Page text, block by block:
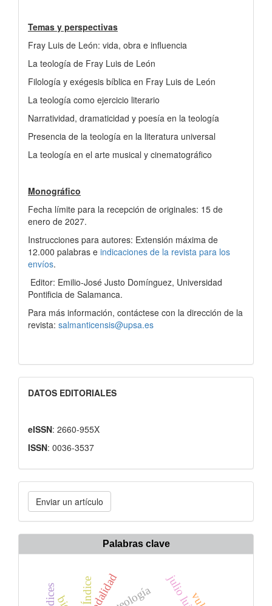
Temas y perspectivas
Fray Luis de León: vida, obra e influencia
La teología de Fray Luis de León
Filología y exégesis bíblica en Fray Luis de León
La teología como ejercicio literario
Narratividad, dramaticidad y poesía en la teología
Presencia de la teología en la literatura universal
La teología en el arte musical y cinematográfico
Monográfico
Fecha límite para la recepción de originales: 15 de
enero de 2027.
Instrucciones para autores: Extensión máxima de
12.000 palabras e indicaciones de la revista para los
envíos.
Editor: Emilio-José Justo Domínguez, Universidad
Pontificia de Salamanca.
Para más información, contáctese con la dirección de la
revista: salmanticensis@upsa.es
DATOS EDITORIALES
eISSN: 2660-955X
ISSN: 0036-3537
Enviar
un
artículo
Enviar un artículo
Palabras clave
Índice
Índices